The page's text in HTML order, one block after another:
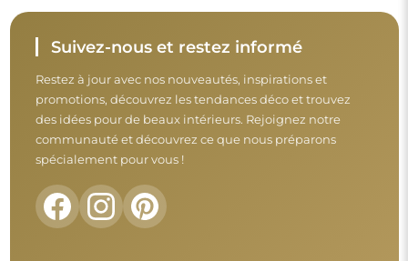
Suivez-nous et restez informé
Restez à jour avec nos nouveautés, inspirations et
promotions, découvrez les tendances déco et trouvez
des idées pour de beaux intérieurs. Rejoignez notre
communauté et découvrez ce que nous préparons
spécialement pour vous !